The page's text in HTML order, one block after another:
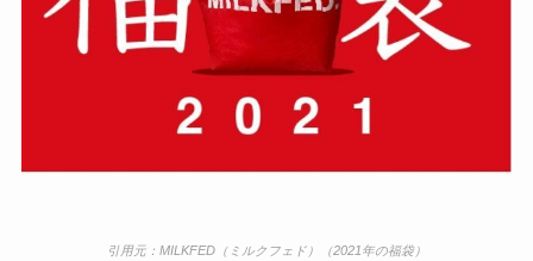
引用元： MILKFED（ミルクフェド） （2021年の福袋）